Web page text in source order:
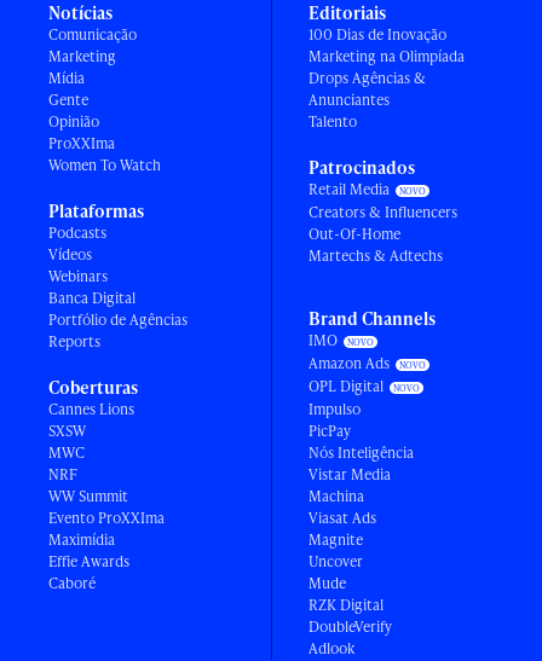
Notícias
Comunicação
Marketing
Mídia
Gente
Opinião
ProXXIma
Women To Watch
Plataformas
Podcasts
Vídeos
Webinars
Banca Digital
Portfólio de Agências
Reports
Coberturas
Cannes Lions
SXSW
MWC
NRF
WW Summit
Evento ProXXIma
Maximídia
Effie Awards
Caboré
Editoriais
100 Dias de Inovação
Marketing na Olimpíada
Drops Agências &
Anunciantes
Talento
Patrocinados
Retail Media
Creators & Influencers
Out-Of-Home
Martechs & Adtechs
Brand Channels
IMO
Amazon Ads
OPL Digital
Impulso
PicPay
Nós Inteligência
Vistar Media
Machina
Viasat Ads
Magnite
Uncover
Mude
RZK Digital
DoubleVerify
Adlook